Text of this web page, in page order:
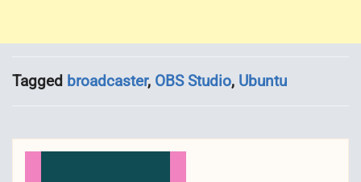
Tagged broadcaster, OBS Studio, Ubuntu